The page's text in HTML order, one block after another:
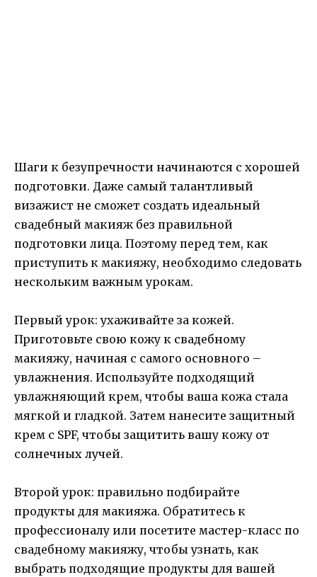
Шаги к безупречности начинаются с хорошей
подготовки. Даже самый талантливый
визажист не сможет создать идеальный
свадебный макияж без правильной
подготовки лица. Поэтому перед тем, как
приступить к макияжу, необходимо следовать
нескольким важным урокам.
Первый урок: ухаживайте за кожей.
Приготовьте свою кожу к свадебному
макияжу, начиная с самого основного –
увлажнения. Используйте подходящий
увлажняющий крем, чтобы ваша кожа стала
мягкой и гладкой. Затем нанесите защитный
крем с SPF, чтобы защитить вашу кожу от
солнечных лучей.
Второй урок: правильно подбирайте
продукты для макияжа. Обратитесь к
профессионалу или посетите мастер-класс по
свадебному макияжу, чтобы узнать, как
выбрать подходящие продукты для вашей